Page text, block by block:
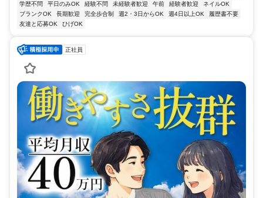
学歴不問
平日のみOK 経験不問 未経験者歓迎 午前 経験者歓迎
ネイルOK
ブランクOK
長期歓迎 完全歩合制 週2・3日からOK 週4日以上OK
履歴書不要
友達と応募OK
ひげOK
正社員